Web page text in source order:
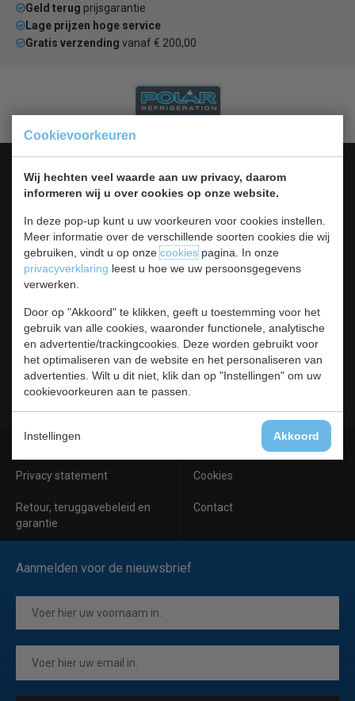
Cookievoorkeuren
Wij hechten veel waarde aan uw privacy, daarom
informeren wij u over cookies op onze website.
In deze pop-up kunt u uw voorkeuren voor cookies instellen.
Meer informatie over de verschillende soorten cookies die wij
gebruiken, vindt u op onzecookiespagina. In onze
privacyverklaring leest u hoe we uw persoonsgegevens
verwerken.
Door op "Akkoord" te klikken, geeft u toestemming voor het
gebruik van alle cookies, waaronder functionele, analytische
en advertentie/trackingcookies. Deze worden gebruikt voor
het optimaliseren van de website en het personaliseren van
advertenties. Wilt u dit niet, klik dan op "Instellingen" om uw
cookievoorkeuren aan te passen.
Instellingen Akkoord
Geld terug prijsgarantie
Lage prijzen hoge service
Gratis verzending vanaf € 200,00
Categorieën
Koelen &
Koken & Bakken
Koksbenodigdheden
Warmhouden
Bar & Koffie
Kleding
Hygiene
Meubilair
RVS
Algemene voorwaarden Leveringsvoorwaarden
Privacy statement Cookies
Retour, teruggavebeleid en
garantie
Contact
Aanmelden voor de nieuwsbrief